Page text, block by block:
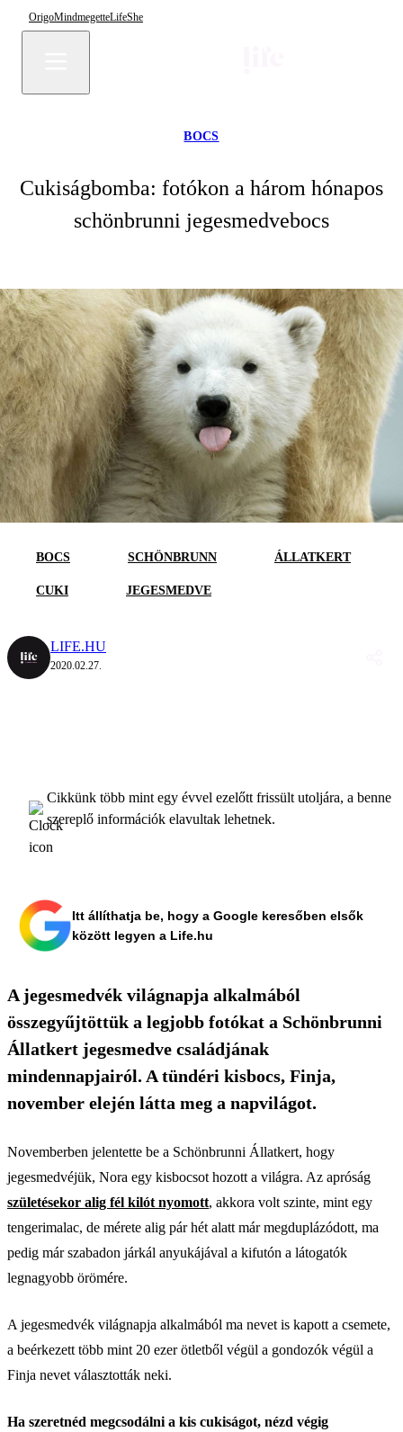
OrigoMindmegetteLifeShe
BOCS
Cukiságbomba: fotókon a három hónapos
schönbrunni jegesmedvebocs
BOCS SCHÖNBRUNN ÁLLATKERT
CUKI JEGESMEDVE
LIFE.HU
2020.02.27.
Cikkünk több mint egy évvel ezelőtt frissült utoljára, a benne
szereplő információk elavultak lehetnek.
Itt állíthatja be, hogy a Google keresőben elsők
között legyen a Life.hu
A jegesmedvék világnapja alkalmából
összegyűjtöttük a legjobb fotókat a Schönbrunni
Állatkert jegesmedve családjának
mindennapjairól. A tündéri kisbocs, Finja,
november elején látta meg a napvilágot.
Novemberben jelentette be a Schönbrunni Állatkert, hogy
jegesmedvéjük, Nora egy kisbocsot hozott a világra. Az apróság
születésekor alig fél kilót nyomott, akkora volt szinte, mint egy
tengerimalac, de mérete alig pár hét alatt már megduplázódott, ma
pedig már szabadon járkál anyukájával a kifutón a látogatók
legnagyobb örömére.
A jegesmedvék világnapja alkalmából ma nevet is kapott a csemete,
a beérkezett több mint 20 ezer ötletből végül a gondozók végül a
Finja nevet választották neki.
Ha szeretnéd megcsodálni a kis cukiságot, nézd végig